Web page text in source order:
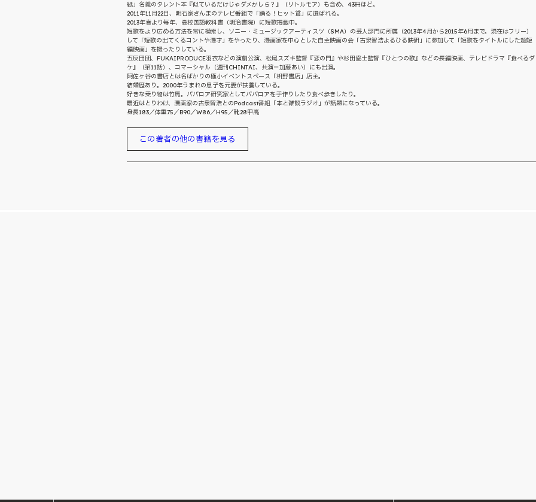
紙」名義のタレント本『似ているだけじゃダメかしら？』（リトルモア）も含め、43冊ほど。
2011年11月22日、明石家さんまのテレビ番組で「踊る！ヒット賞」に選ばれる。
2013年春より毎年、高校国語教科書（明治書院）に短歌掲載中。
短歌をより広める方法を常に模索し、ソニー・ミュージックアーティスツ（SMA）の芸人部門に所属（2013年4月から2015年6月まで。現在はフリー）
して「短歌の出てくるコントや漫才」をやったり、漫画家を中心とした自主映画の会「古泉智浩よるひる映研」に参加して「短歌をタイトルにした超短
編映画」を撮ったりしている。
五反田団、FUKAIPRODUCE羽衣などの演劇公演、松尾スズキ監督『恋の門』や杉田協士監督『ひとつの歌』などの長編映画、テレビドラマ『食べるダ
ケ』（第11話）、コマーシャル（週刊CHINTAI、共演＝加藤あい）にも出演。
阿佐ヶ谷の書店とは名ばかりの極小イベントスペース「枡野書店」店主。
結婚歴あり。2000年うまれの息子を元妻が扶養している。
好きな乗り物は竹馬。ババロア研究家としてババロアを手作りしたり食べ歩きしたり。
最近はとりわけ、漫画家の古泉智浩とのPodcast番組「本と雑談ラジオ」が話題になっている。
身長183／体重75／B90／W86／H95／靴28甲高
この著者の他の書籍を見る